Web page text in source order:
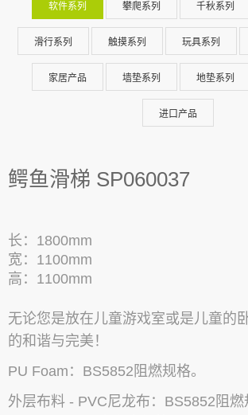
软件系列 攀爬系列 千秋系列
滑行系列 触摸系列 玩具系列
家居产品 墙垫系列 地垫系列
进口产品
鳄鱼滑梯 SP060037
长：1800mm
宽：1100mm
高：1100mm
无论您是放在儿童游戏室或是儿童的
的和谐与完美！
PU Foam：BS5852 阻燃规格。
外层布料 - PVC尼龙布：BS5852阻燃